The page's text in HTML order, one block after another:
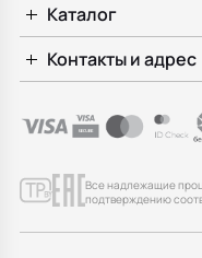
Каталог
Контакты и адрес
Все надлежащие
подтверждению